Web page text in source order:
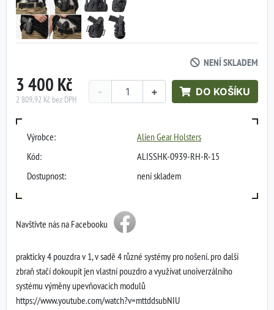
NENÍ SKLADEM
3 400 Kč
2 809,92 Kč bez DPH
+
- DO KOŠÍKU
Výrobce:
Alien Gear Holsters
Kód:
ALISSHK-0939-RH-R-15
Dostupnost:
není skladem
Navštivte nás na Facebooku
prakticky 4 pouzdra v 1, v sadě 4 různé systémy pro nošení. pro další
zbraň stačí dokoupit jen vlastní pouzdro a využívat unoiverzálního
systému výměny upevňovacích modulů
https://www.youtube.com/watch?v=mttddsubNIU